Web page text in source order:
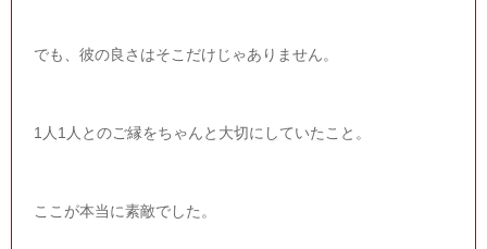
でも、彼の良さはそこだけじゃありません。
1 人 1 人とのご縁をちゃんと大切にしていたこと。
ここが本当に素敵でした。